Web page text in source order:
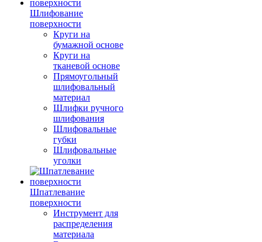
Шлифование
поверхности
Круги на
бумажной основе
Круги на
тканевой основе
Прямоугольный
шлифовальный
материал
Шлифки ручного
шлифования
Шлифовальные
губки
Шлифовальные
уголки
Шпатлевание
поверхности
Инструмент для
распределения
материала